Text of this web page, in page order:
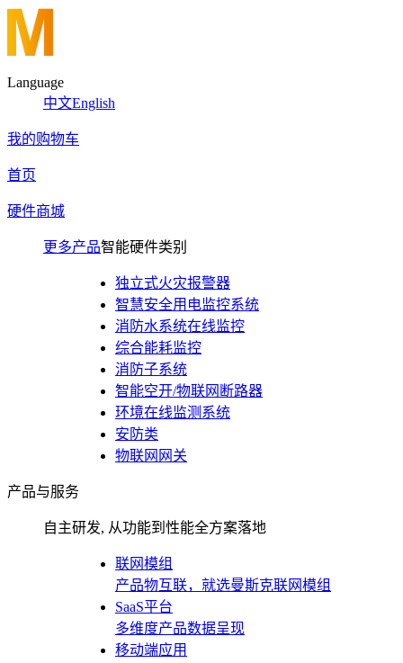
Language
中文English
我的购物车
首页
硬件商城
更多产品智能硬件类别
独立式火灾报警器
智慧安全用电监控系统
消防水系统在线监控
综合能耗监控
消防子系统
智能空开/物联网断路器
环境在线监测系统
安防类
物联网网关
产品与服务
自主研发, 从功能到性能全方案落地
联网模组
产品物互联，就选曼斯克联网模组
SaaS平台
多维度产品数据呈现
移动端应用